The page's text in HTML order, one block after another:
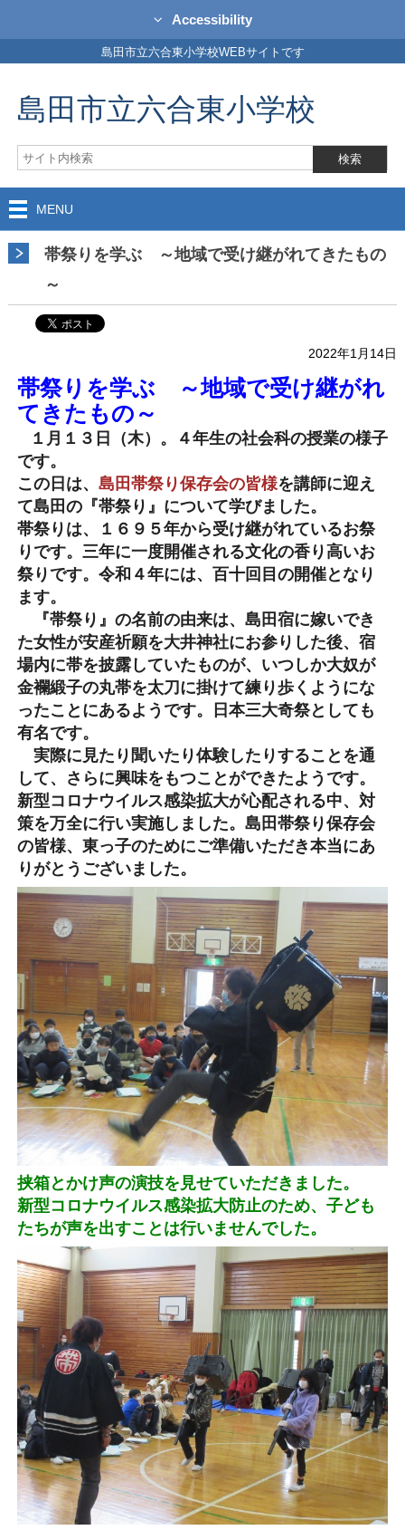
Accessibility
島田市立六合東小学校WEBサイトです
島田市立六合東小学校
MENU
帯祭りを学ぶ ～地域で受け継がれてきたもの
～
2022年1月14日
帯祭りを学ぶ ～地域で受け継がれ
てきたもの～
１月１３日（木）。４年生の社会科の授業の様子
です。
この日は、 島田帯祭り保存会の皆様を講師に迎え
て島田の『帯祭り』について学びました。
帯祭りは、１６９５年から受け継がれているお祭
りです。三年に一度開催される文化の香り高いお
祭りです。令和４年には、百十回目の開催となり
ます。
『帯祭り』の名前の由来は、島田宿に嫁いでき
た女性が安産祈願を大井神社にお参りした後、宿
場内に帯を披露していたものが、いつしか大奴が
金襴緞子の丸帯を太刀に掛けて練り歩くようにな
ったことにあるようです。日本三大奇祭としても
有名です。
実際に見たり聞いたり体験したりすることを通
して、さらに興味をもつことができたようです。
新型コロナウイルス感染拡大が心配される中、対
策を万全に行い実施しました。島田帯祭り保存会
の皆様、東っ子のためにご準備いただき本当にあ
りがとうございました。
挟箱とかけ声の演技を見せていただきました。
新型コロナウイルス感染拡大防止のため、子ども
たちが声を出すことは行いませんでした。